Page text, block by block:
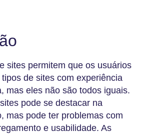
sites permitem que os usuários
de sites com experiência
mas eles não são todos iguais.
pode se destacar na
mas pode ter problemas com
e usabilidade. As